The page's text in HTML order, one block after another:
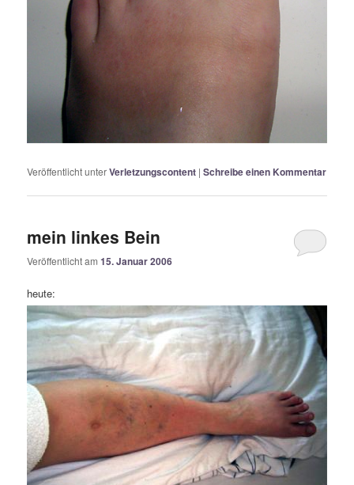
Veröffentlicht unterVerletzungscontent |Schreibe einen Kommentar
mein linkes Bein
Veröffentlicht am15. Januar 2006
heute: